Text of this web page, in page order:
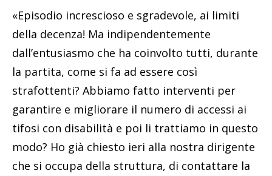
«Episodio increscioso e sgradevole, ai limiti
della decenza! Ma indipendentemente
dall’entusiasmo che ha coinvolto tutti, durante
la partita, come si fa ad essere così
strafottenti? Abbiamo fatto interventi per
garantire e migliorare il numero di accessi ai
tifosi con disabilità e poi li trattiamo in questo
modo? Ho già chiesto ieri alla nostra dirigente
che si occupa della struttura, di contattare la